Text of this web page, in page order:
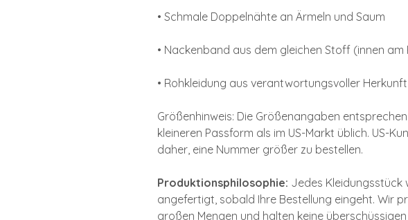
• Schmale Doppelnähte an Ärmeln und Saum
• Nackenband aus dem gleichen Stoff (innen am
• Rohkleidung aus verantwortungsvoller
Größenhinweis: Die Größenangaben
kleineren Passform als im US-Markt üblich. US-
daher, eine Nummer größer zu bestellen.
Produktionsphilosophie: Jedes Kleidungsstück
angefertigt, sobald Ihre Bestellung eingeht. Wir
großen Mengen und halten keine